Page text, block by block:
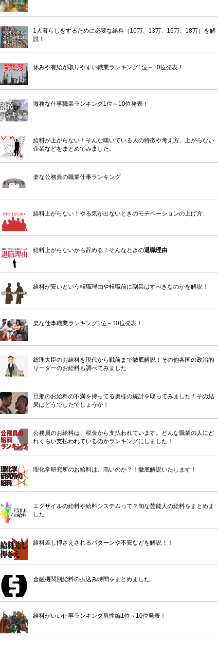
1人暮らしをするために必要な給料（10万、13万、15万、18万）を解
説！
休みや有給が取りやすい職業ランキング1位～10位発表！
激務な仕事職業ランキング1位～10位発表！
給料が上がらない！そんな嘆いている人の特徴や考え方、上がらない
企業などをまとめてみました。
楽な公務員の職業仕事ランキング
給料上がらない！やる気が出ないときのモチベーションの上げ方
給料上がらないから辞める！そんなときの退職理由
給料が安いという転職理由や転職前に副業はすべきなのかを解説！
楽な仕事職業ランキング1位～10位発表！
総理大臣のお給料を現代から戦前まで徹底解説！その他各国の政治的
リーダーのお給料も調べてみました
旦那のお給料の不満を持ってる奥様の統計を取ってみました！その結
果はどうでしたでしょうか！
公務員のお給料は、税金から支払われています。どんな職業の人にど
れくらい支払われているのかランキングにしました！
理化学研究所のお給料は、高いのか？！徹底解説いたします！
エグザイルの給料や給料システムって？旬な芸能人の給料をまとめま
した
給料差し押さえされるパターンや不安などを解説！！
金融機関別給料の振込み時間をまとめました
給料がいい仕事ランキング男性編1位～10位発表！